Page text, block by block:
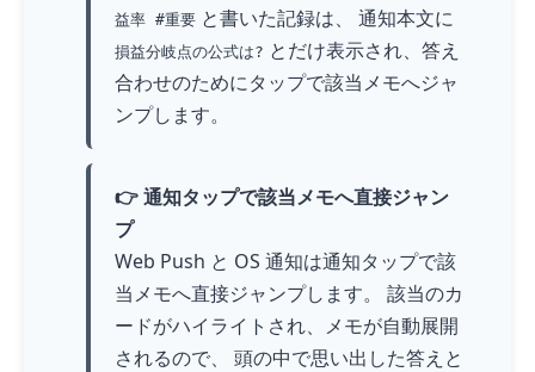
益率 #重要 と書いた記録は、 通知本文に
損益分岐点の公式は? とだけ表示され、答え
合わせのためにタップで該当メモへジャ
ンプします。
👉 通知タップで該当メモへ直接ジャン
プ
Web Push と OS 通知は通知タップで該
当メモへ直接ジャンプします。 該当のカ
ードがハイライトされ、メモが自動展開
されるので、 頭の中で思い出した答えと